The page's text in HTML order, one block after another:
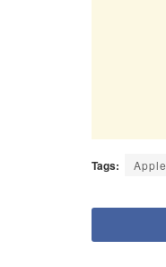
Tags: Apple